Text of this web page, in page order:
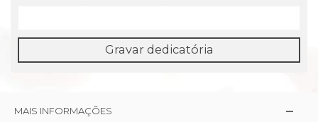
Gravar dedicatória
MAIS INFORMAÇÕES